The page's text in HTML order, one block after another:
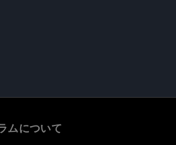
ムについて